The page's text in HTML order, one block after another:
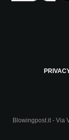
Blowingpost.it - Via